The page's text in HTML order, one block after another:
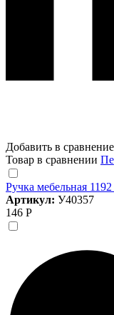
Добавить в сравнение
Товар в сравнении
Ручка мебельная
Артикул: У40357
146 Р